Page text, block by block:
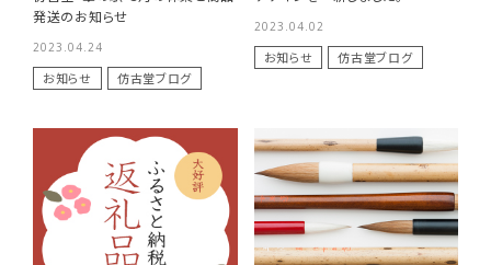
発送のお知らせ
2023.04.24
お知らせ 仿古堂ブログ
2023.04.02
お知らせ 仿古堂ブログ